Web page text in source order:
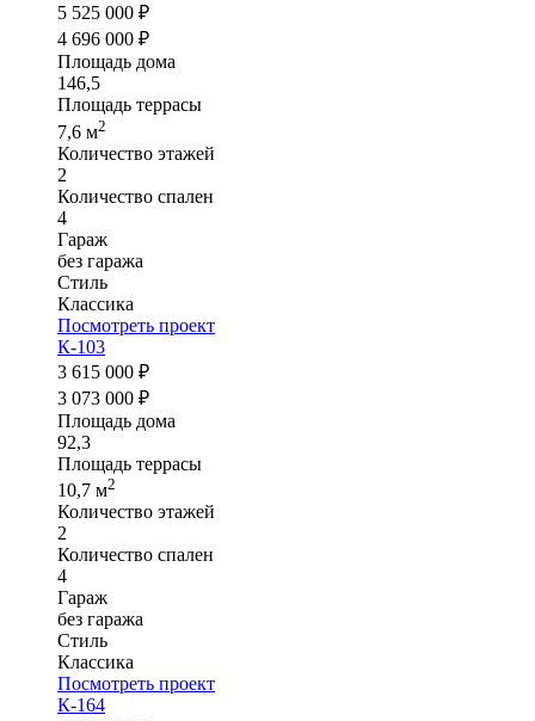
5 525 000 ₽
4 696 000 ₽
Площадь дома
146,5
Площадь террасы
7,6 м2
Количество этажей
2
Количество спален
4
Гараж
без гаража
Стиль
Классика
Посмотреть проект
К-103
3 615 000 ₽
3 073 000 ₽
Площадь дома
92,3
Площадь террасы
10,7 м2
Количество этажей
2
Количество спален
4
Гараж
без гаража
Стиль
Классика
Посмотреть проект
К-164